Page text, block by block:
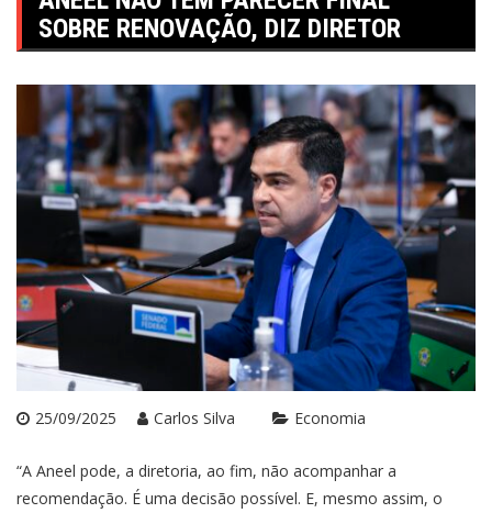
SOBRE RENOVAÇÃO, DIZ DIRETOR
25/09/2025 Carlos Silva Economia
“A Aneel pode, a diretoria, ao fim, não acompanhar a
recomendação. É uma decisão possível. E, mesmo assim, o